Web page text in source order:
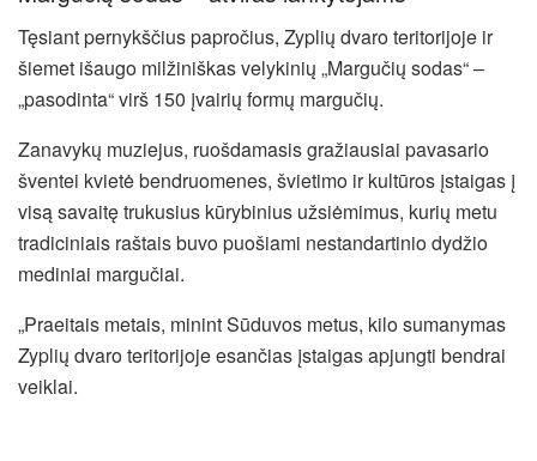
Tęsiant pernykščius papročius, Zyplių dvaro teritorijoje ir
šiemet išaugo milžiniškas velykinių „Margučių sodas“ –
„pasodinta“ virš 150 įvairių formų margučių.
Zanavykų muziejus, ruošdamasis gražiausiai pavasario
šventei kvietė bendruomenes, švietimo ir kultūros įstaigas į
visą savaitę trukusius kūrybinius užsiėmimus, kurių metu
tradiciniais raštais buvo puošiami nestandartinio dydžio
mediniai margučiai.
„Praeitais metais, minint Sūduvos metus, kilo sumanymas
Zyplių dvaro teritorijoje esančias įstaigas apjungti bendrai
veiklai.